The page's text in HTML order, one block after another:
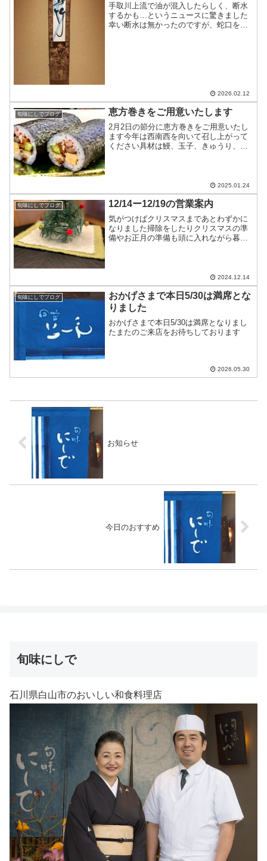
手取川上流で油が混入したらしく、断水
するかも…というニュースに驚きました
幸い断水は無かったのですが、蛇口をひ
2026.02.12
旬味にしでブログ 恵方巻きをご用意いたします
2月2日の節分に恵方巻きをご用意いたし
ます今年は西南西を向いて召し上がって
ください具材は鰻、玉子、きゅうり、か
2025.01.24
旬味にしでブログ 12/14ー12/19の営業案内
気がつけばクリスマスまであとわずかに
なりました掃除をしたりクリスマスの準
備やお正月の準備も頭に入れながら暮ら
2024.12.14
旬味にしでブログ
おかげさまで本日5/30は満席とな
りました
おかげさまで本日5/30は満席となりまし
たまたのご来店をお待ちしております
2026.05.30
お知らせ
今日のおすすめ
旬味にしで
石川県白山市のおいしい和食料理店